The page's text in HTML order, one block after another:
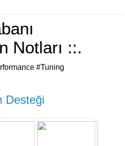
Notları ::.
#Tuning
Desteği